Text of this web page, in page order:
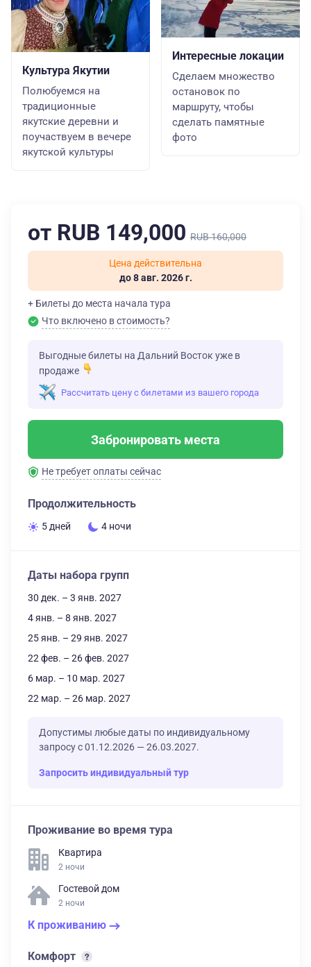
Культура Якутии
Полюбуемся на
традиционные
якутские деревни и
поучаствуем в вечере
якутской культуры
Интересные локации
Сделаем множество
остановок по
маршруту, чтобы
сделать памятные
фото
от RUB 149,000 RUB 160,000
Цена действительна
до 8 авг. 2026 г.
+ Билеты до места начала тура
Что включено в стоимость?
Выгодные билеты на Дальний Восток уже в
продаже
Рассчитать цену с билетами из вашего города
Забронировать места
Не требует оплаты сейчас
Продолжительность
5 дней 4 ночи
Даты набора групп
30 дек. – 3 янв. 2027
4 янв. – 8 янв. 2027
25 янв. – 29 янв. 2027
22 фев. – 26 фев. 2027
6 мар. – 10 мар. 2027
22 мар. – 26 мар. 2027
Допустимы любые даты по индивидуальному
запросу с 01.12.2026 — 26.03.2027.
Запросить индивидуальный тур
Проживание во время тура
Квартира
2 ночи
Гостевой дом
2 ночи
К проживанию
Комфорт